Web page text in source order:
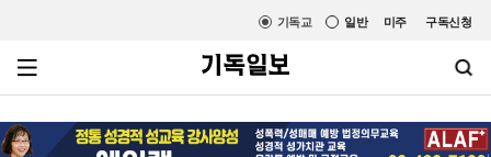
미주 구독신청
일반
기독교